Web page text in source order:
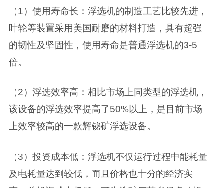
（1）使用寿命长：浮选机的制造工艺比较先进，
叶轮等装置采用美国耐磨的材料打造，具有超强
的韧性及坚固性，使用寿命是普通浮选机的3-5
倍。
（2）浮选效率高：相比市场上同类型的浮选机，
该设备的浮选效率提高了50%以上，是目前市场
上效率较高的一款辉铋矿浮选设备。
（3）投资成本低：浮选机不仅运行过程中能耗量
及电耗量达到较低，而且价格也十分的经济实